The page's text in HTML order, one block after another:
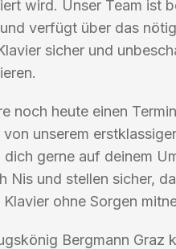
wird. Unser Team ist
verfügt über das
sicher und
noch heute einen
unserem
dich gerne auf deinem
Nis und stellen sicher,
ohne Sorgen
Bergmann Graz